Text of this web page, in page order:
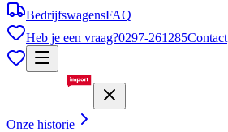
BedrijfswagensFAQ
Heb je een vraag?0297-261285Contact
Onze historie